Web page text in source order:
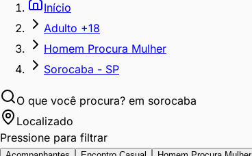
Início
Adulto +18
Homem Procura Mulher
Sorocaba - SP
O que você procura? em sorocaba
Localizado
Pressione para filtrar